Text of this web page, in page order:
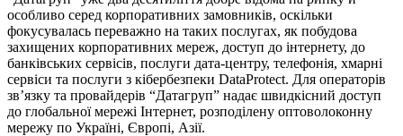
особливо серед корпоративних замовників, оскільки
фокусувалась переважно на таких послугах, як побудова
захищених корпоративних мереж, доступ до інтернету, до
банківських сервісів, послуги дата-центру, телефонія, хмарні
сервіси та послуги з кібербезпеки DataProtect. Для операторів
зв’язку та провайдерів “Датагруп” надає швидкісний доступ
до глобальної мережі Інтернет, розподілену оптоволоконну
мережу по Україні, Європі, Азії.